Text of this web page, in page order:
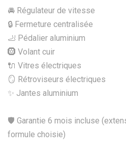
🚘 Régulateur de vitesse
🔒 Fermeture centralisée
🦶 Pédalier aluminium
🛞 Volant cuir
🔌 Vitres électriques
🪞 Rétroviseurs électriques
✨ Jantes aluminium
🛡️ Garantie 6 mois incluse
formule choisie)